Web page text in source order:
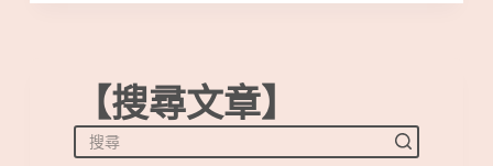
【搜尋文章】